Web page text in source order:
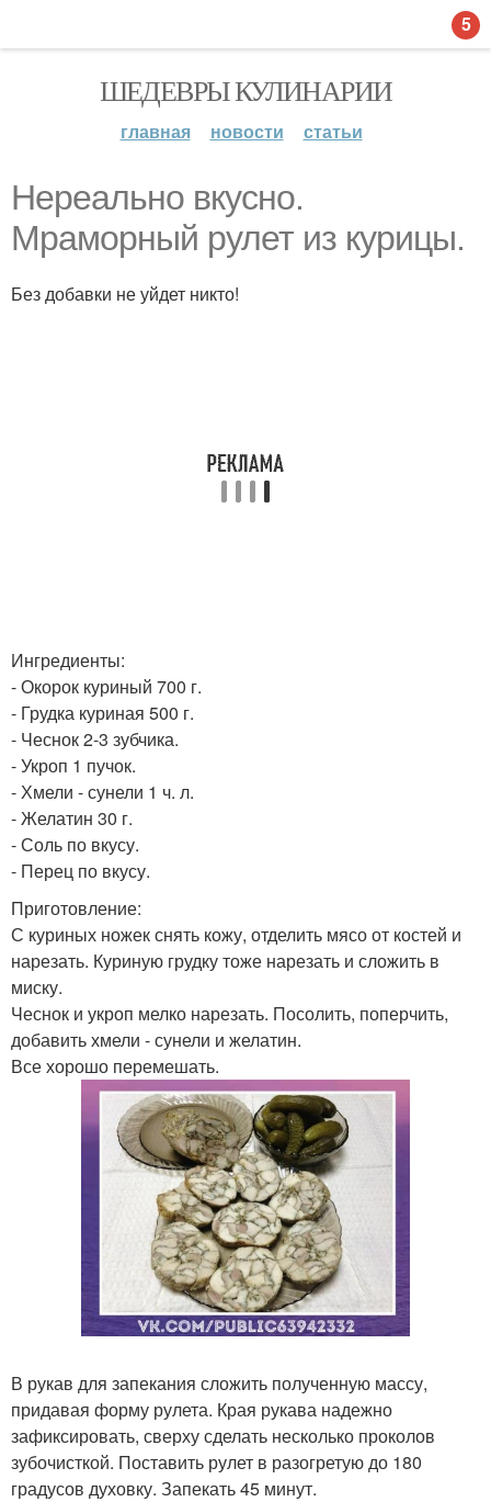
ШЕДЕВРЫ КУЛИНАРИИ
главная новости статьи
Нереально вкусно.
Мраморный рулет из курицы.
Без добавки не уйдет никто!
Ингредиенты:
- Окорок куриный 700 г.
- Грудка куриная 500 г.
- Чеснок 2-3 зубчика.
- Укроп 1 пучок.
- Хмели - сунели 1 ч. л.
- Желатин 30 г.
- Соль по вкусу.
- Перец по вкусу.
Приготовление:
С куриных ножек снять кожу, отделить мясо от костей и
нарезать. Куриную грудку тоже нарезать и сложить в
миску.
Чеснок и укроп мелко нарезать. Посолить, поперчить,
добавить хмели - сунели и желатин.
Все хорошо перемешать.
В рукав для запекания сложить полученную массу,
придавая форму рулета. Края рукава надежно
зафиксировать, сверху сделать несколько проколов
зубочисткой. Поставить рулет в разогретую до 180
градусов духовку. Запекать 45 минут.
5